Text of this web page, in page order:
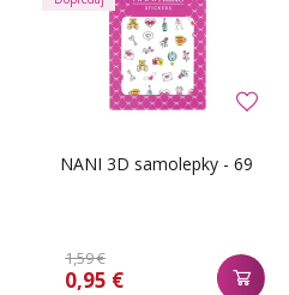
NANI 3D samolepky - 69
1,59 €
0,95 €